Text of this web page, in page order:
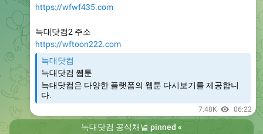
https://wfwf435.com
늑대닷컴2 주소
https://wftoon222.com
늑대닷컴
늑대닷컴 웹툰
늑대닷컴은 다양한 플랫폼의 웹툰 다시보기를 제공합니
다.
7.48K 06:22
늑대닷컴 공식채널 pinned «